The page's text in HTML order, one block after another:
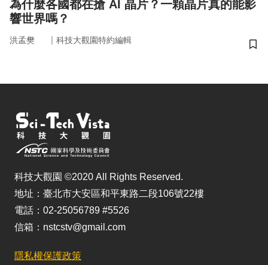
為什麼各國都在搶 AI 晶片？一顆晶片真的能影
響世界嗎？
洪孟樊 ｜ 科技大觀園特約編輯
儲
科技大觀園 ©2020 All Rights Reserved.
地址：臺北市大安區和平東路二段106號22樓
電話：02-25056789 #5526
信箱：nstcstv@gmail.com
隱私權保護政策